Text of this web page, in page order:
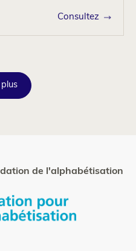
Consultez
plus
de l'alphabétisation